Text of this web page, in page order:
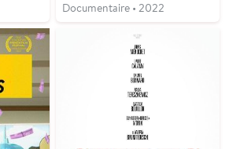
Documentaire • 2022